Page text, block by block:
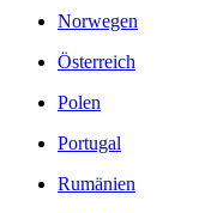
Norwegen
Österreich
Polen
Portugal
Rumänien